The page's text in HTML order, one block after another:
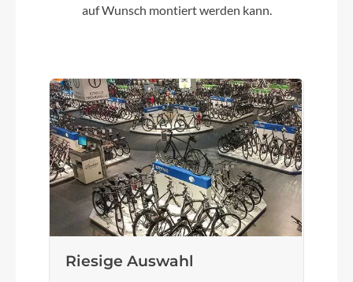
Farbe
electricblue´n´black
Dämpfer
Fox Float Rhythm RC, 185x52,5mm, OpenFirm
Mode, Trunnion Mount
Motor
auf Wunsch montiert werden kann.
Riesige Auswahl